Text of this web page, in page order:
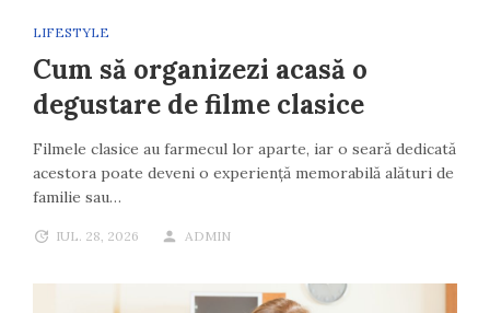
LIFESTYLE
Cum să organizezi acasă o
degustare de filme clasice
Filmele clasice au farmecul lor aparte, iar o seară dedicată
acestora poate deveni o experiență memorabilă alături de
familie sau…
IUL. 28, 2026 ADMIN